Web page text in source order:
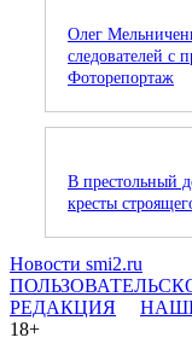
Олег
следователей с
Фоторепортаж
В престольный
кресты
Новости smi2.ru
РЕДАКЦИЯ
18+